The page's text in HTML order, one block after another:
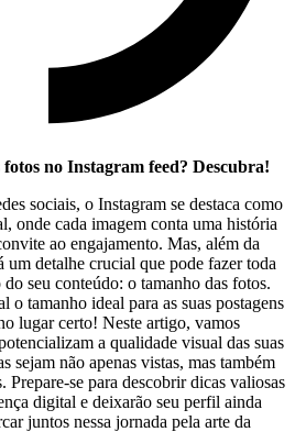
no ⁣Instagram feed? Descubra!
sociais, o ‌Instagram se destaca como
onde cada imagem conta ​uma história​
ao engajamento. Mas,⁤ além ⁣da⁤
um detalhe crucial que ⁣pode fazer ⁣toda
seu conteúdo: o ⁣tamanho das ⁣fotos.
o ​tamanho ideal‍ para as suas postagens
lugar certo! Neste artigo,‍ vamos
a‍ qualidade visual das suas
sejam não apenas​ vistas, mas também
Prepare-se ⁤para descobrir dicas valiosas
digital e ⁢deixarão seu perfil ainda
juntos nessa jornada ⁣pela ⁣arte da⁤